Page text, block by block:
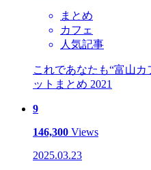
まとめ
カフェ
人気記事
これであなたも“富山
ットまとめ 2021
9
146,300 Views
2025.03.23